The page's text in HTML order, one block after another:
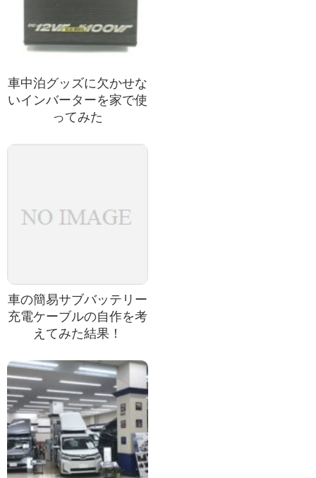
車中泊グッズに欠かせな
いインバーターを家で使
ってみた
車の簡易サブバッテリー
充電ケーブルの自作を考
えてみた結果！